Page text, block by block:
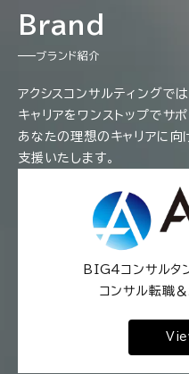
Brand
ブランド紹介
アクシスコンサルティングで
キャリアをワンストップでサポ
あなたの理想のキャリアに
支援いたします。
BIG4コンサルタ
コンサル転職